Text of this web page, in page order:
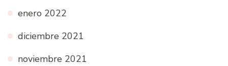
enero 2022
diciembre 2021
noviembre 2021